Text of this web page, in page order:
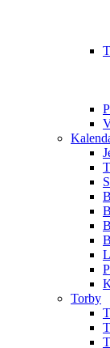
Torby